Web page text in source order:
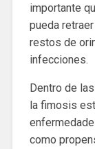
importante
pueda
restos de
infecciones.
Dentro de
la fimosis
como